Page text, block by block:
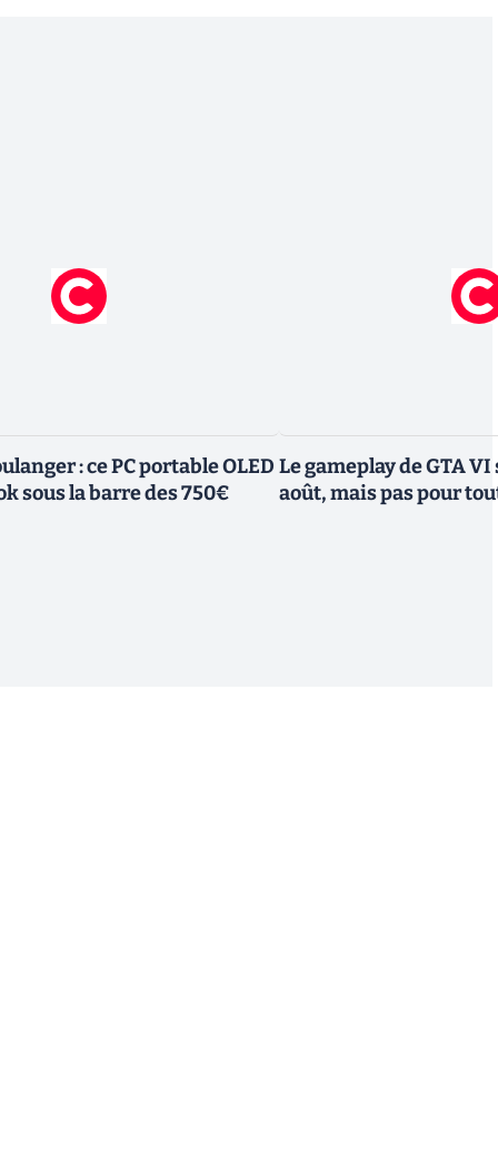
: ce PC portable OLED
sous la barre des 750€
Le gameplay de GTA
août, mais pas pour